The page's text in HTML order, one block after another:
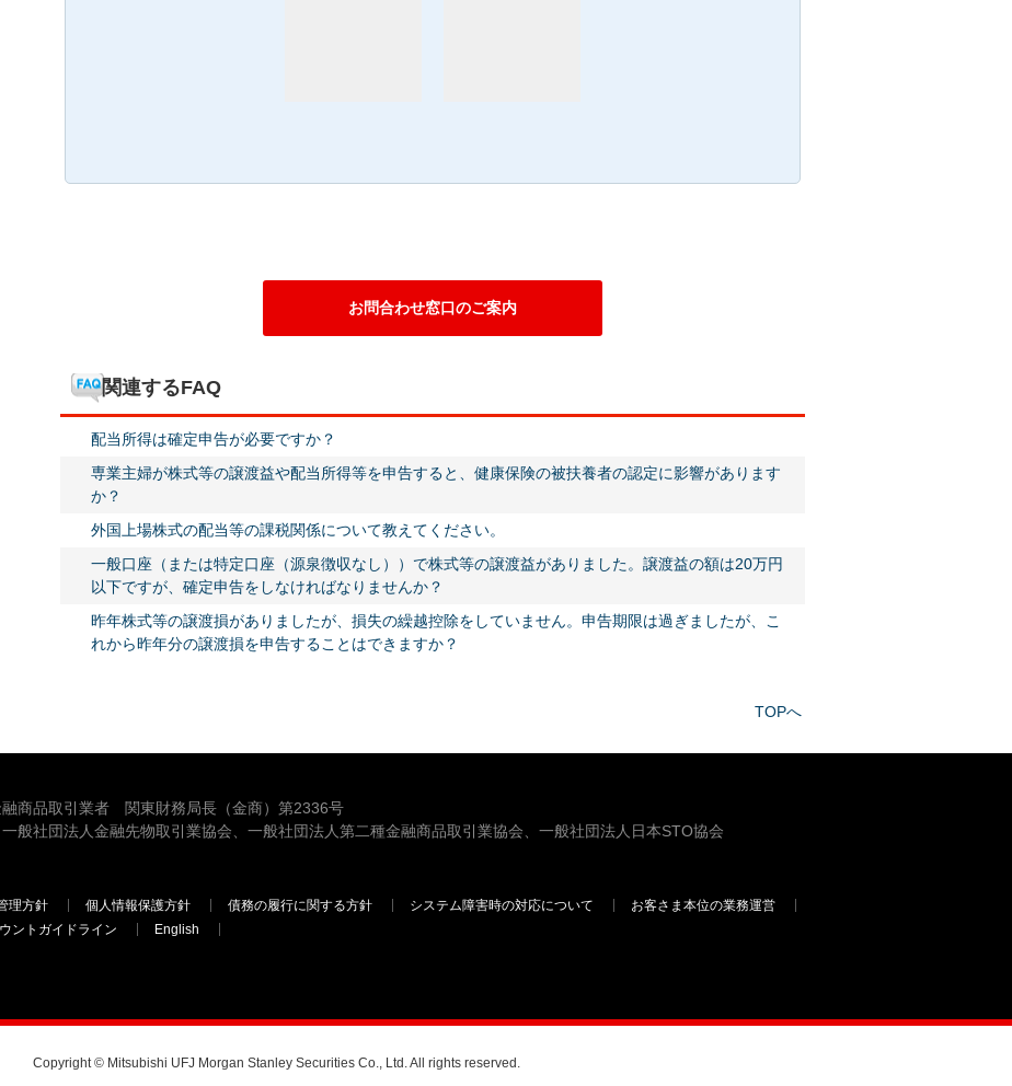
お問合わせ窓口のご案内
関連するFAQ
配当所得は確定申告が必要ですか？
専業主婦が株式等の譲渡益や配当所得等を申告すると、健康保険の被扶養者の認定に影響があります
か？
外国上場株式の配当等の課税関係について教えてください。
一般口座（または特定口座（源泉徴収なし））で株式等の譲渡益がありました。譲渡益の額は20万円
以下ですが、確定申告をしなければなりませんか？
昨年株式等の譲渡損がありましたが、損失の繰越控除をしていません。申告期限は過ぎましたが、こ
れから昨年分の譲渡損を申告することはできますか？
TOPへ
商品取引業者 関東財務局長（金商）第2336号
般社団法人金融先物取引業協会、一般社団法人第二種金融商品取引業協会、一般社団法人日本STO協会
理方針 個人情報保護方針 債務の履行に関する方針 システム障害時の対応について
お客さま本位の業務運営
ントガイドライン English
Copyright © Mitsubishi UFJ Morgan Stanley Securities Co., Ltd. All rights reserved.